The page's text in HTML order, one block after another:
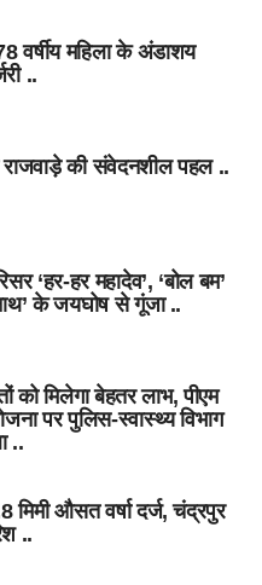
वर्षीय महिला के अंडाशय
..
राजवाड़े की संवेदनशील पहल ..
‘हर-हर महादेव’, ‘बोल बम’
के जयघोष से गूंजा ..
को मिलेगा बेहतर लाभ, पीएम
पर पुलिस-स्वास्थ्य विभाग
..
औसत वर्षा दर्ज, चंद्रपुर
..